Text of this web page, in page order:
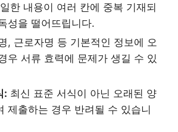
한 내용이 여러 칸에 중복 기재되
성을 떨어뜨립니다.
, 근로자명 등 기본적인 정보에 오
우 서류 효력에 문제가 생길 수 있
: 최신 표준 서식이 아닌 오래된 양
제출하는 경우 반려될 수 있습니